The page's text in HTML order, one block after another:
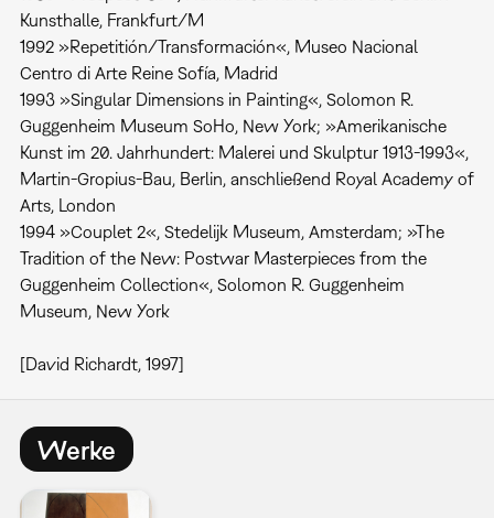
Kunsthalle, Frankfurt/M
1992 »Repetitión/Transformación«, Museo Nacional
Centro di Arte Reine Sofía, Madrid
1993 »Singular Dimensions in Painting«, Solomon R.
Guggenheim Museum SoHo, New York; »Amerikanische
Kunst im 20. Jahrhundert: Malerei und Skulptur 1913-1993«,
Martin-Gropius-Bau, Berlin, anschließend Royal Academy of
Arts, London
1994 »Couplet 2«, Stedelijk Museum, Amsterdam; »The
Tradition of the New: Postwar Masterpieces from the
Guggenheim Collection«, Solomon R. Guggenheim
Museum, New York
[David Richardt, 1997]
Werke